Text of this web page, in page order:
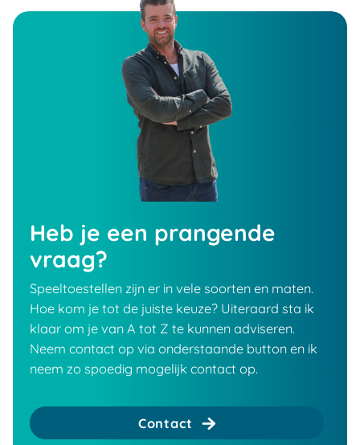
Heb je een prangende
vraag?
Speeltoestellen zijn er in vele soorten en maten.
Hoe kom je tot de juiste keuze? Uiteraard sta ik
klaar om je van A tot Z te kunnen adviseren.
Neem contact op via onderstaande button en ik
neem zo spoedig mogelijk contact op.
Contact